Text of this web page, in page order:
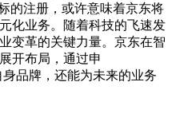
的注册，或许意味着京东将
化业务。随着科技的飞速发
变革的关键力量。京东在智
开布局，通过申
品牌，还能为未来的业务